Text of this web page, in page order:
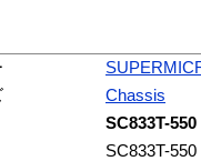
Chassis
SC833T-550
SC833T-550